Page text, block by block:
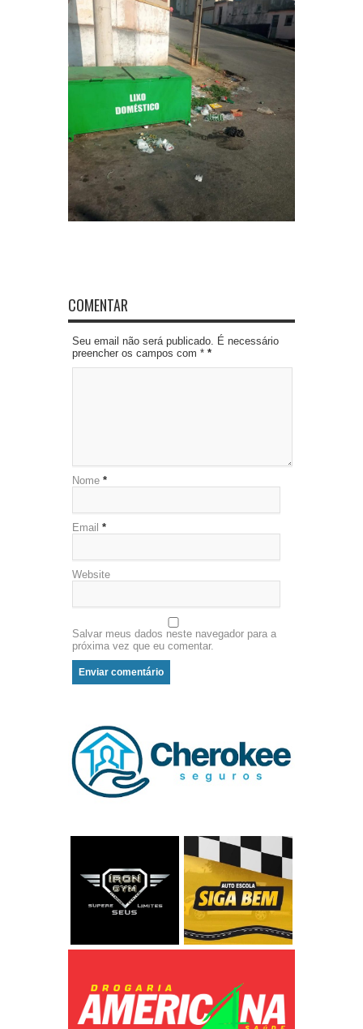
COMENTAR
Seu email não será publicado. É necessário
preencher os campos com * *
Nome *
Email *
Website
Salvar meus dados neste navegador para a
próxima vez que eu comentar.